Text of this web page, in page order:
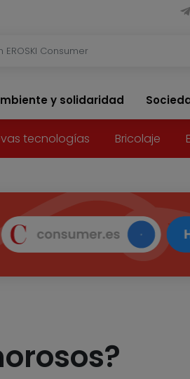
y solidaridad
tecnologías Bricolaje